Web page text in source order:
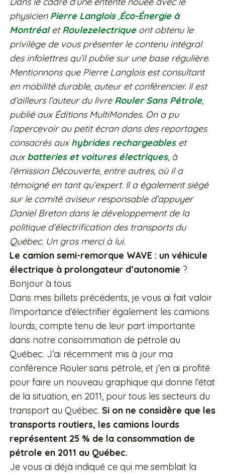
physicien Pierre Langlois,Éco-Énergie à
MontréaletRoulezelectriqueont obtenu le
privilège de vous présenter le contenu intégral
des infolettres qu’il publie sur une base régulière.
Mentionnons que Pierre Langlois est consultant
en mobilité durable, auteur et conférencier. Il est
d’ailleurs l’auteur du livre Rouler Sans Pétrole,
publié aux Éditions MultiMondes. On a pu
l’apercevoir au petit écran dans des reportages
consacrés auxhybrides rechargeableset
auxbatteries et voitures électriques, à
l’émission Découverte, entre autres, où il a
témoigné en tant qu’expert. Il a également siégé
sur le comité aviseur responsable d’appuyer
Daniel Breton dans le développement de la
politique d’électrification des transports du
Québec. Un gros merci à lui.
Le camion semi-remorque WAVE : un véhicule
électrique à prolongateur d’autonomie ?
Bonjour à tous
Dans mes billets précédents, je vous ai fait valoir
l’importance d’électrifier également les camions
lourds, compte tenu de leur part importante
dans notre consommation de pétrole au
Québec. J’ai récemment mis à jour ma
conférence Rouler sans pétrole, et j’en ai profité
pour faire un nouveau graphique qui donne l’état
de la situation, en 2011, pour tous les secteurs du
transport au Québec. Si on ne considère que les
transports routiers, les camions lourds
représentent 25 % de la consommation de
pétrole en 2011 au Québec.
Je vous ai déjà indiqué ce qui me semblait la